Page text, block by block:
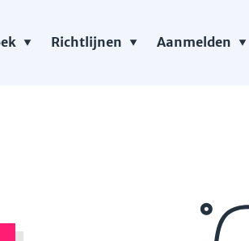
Richtlijnen Aanmelden